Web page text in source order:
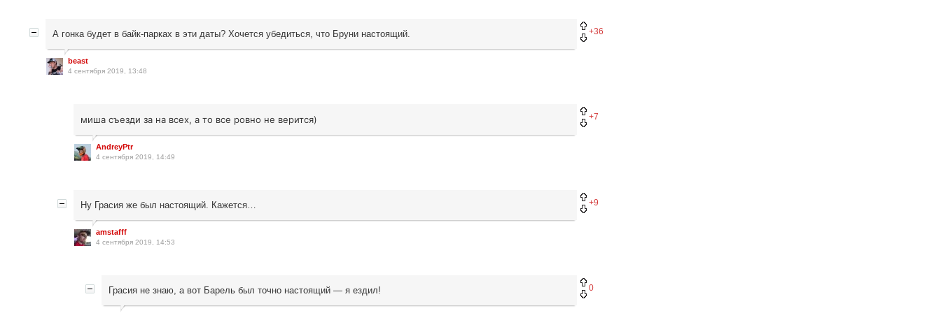
+36
А гонка будет в байк-парках в эти даты? Хочется убедиться, что Бруни настоящий.
beast
4 сентября 2019, 13:48
+7
миша съезди за на всех, а то все ровно не верится)
AndreyPtr
4 сентября 2019, 14:49
+9
Ну Грасия же был настоящий. Кажется…
amstafff
4 сентября 2019, 14:53
0
Грасия не знаю, а вот Барель был точно настоящий — я ездил!